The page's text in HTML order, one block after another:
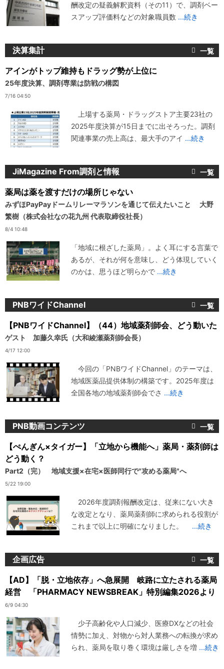
酬改定の疑義解釈資料（その11）で、調剤ベー
スアップ評価料などの対象職員数 ...続き
決算集計
アインがトップ維持もドラッグ勢が上位に
25年度決算、調剤専業は防戦の構図
7/16 04:50
上場する薬局・ドラッグストア主要23社の
2025年度決算が15日までに出そろった。調剤
関連事業の売上高は、最大手のアイ ...続き
JiMagazine From調剤と情報
薬局は薬を渡すだけの場所じゃない
みずほPayPayドームリレーマラソンを通じて伝えたいこと 大野
繁樹（株式会社なの花九州 代表取締役社長）
8/4 10:48
「地域に根ざした薬局」。よく耳にする言葉で
あるが、それが何を意味し、どう体現していく
のかは、思うほど明らかで ...続き
PNBワイドChannel
【PNBワイドChannel】（44）地域薬剤師会、どう動いた
ゲスト 加藤久幸氏（大和綾瀬薬剤師会長）
4/17 12:00
今回の「PNBワイドChannel」のテーマは、
地域医薬品提供体制の構築です。2025年度は
全国各地の地域薬剤師会でさ ...続き
PNB動画コンテンツ
【ぺんぎん×タイガー】「立地から機能へ」薬局・薬剤師は
どう動く？
Part2（完） 地域支援×在宅×医師同行で"攻める薬局"へ
5/22 19:00
2026年度調剤報酬改定は、従来にない大き
な改定となり、薬局薬剤師に求められる役割が
これまで以上に明確になりました。
...続き
企画広告
【AD】「脱・立地依存」へ急展開 岐路に立たされる薬局
経営 「PHARMACY NEWSBREAK」特別編集2026より
6/9 04:30
少子高齢化や人口減少、医療DXなどの社会
情勢に加え、対物から対人業務への転換が求め
られ、薬局を取り巻く環境は厳しさを増 ...続き